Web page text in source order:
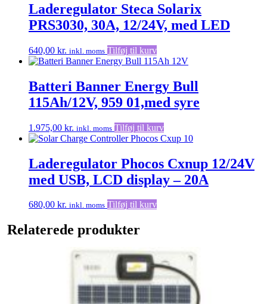
Laderegulator Steca Solarix
PRS3030, 30A, 12/24V, med LED
640,00 kr. inkl. moms Tilføj til kurv
Batteri Banner Energy Bull
115Ah/12V, 959 01,med syre
1.975,00 kr. inkl. moms Tilføj til kurv
Laderegulator Phocos Cxnup 12/24V
med USB, LCD display – 20A
680,00 kr. inkl. moms Tilføj til kurv
Relaterede produkter